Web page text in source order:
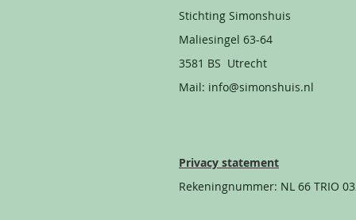
Stichting Simonshuis
Maliesingel 63-64
3581 BS Utrecht
Mail: info@simonshuis.nl
Privacy statement
Rekeningnummer: NL 66 TRIO